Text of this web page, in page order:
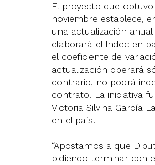
El proyecto que
noviembre establece,
una actualización
elaborará el Indec en
el coeficiente de
actualización operará
contrario, no podrá
contrato. La iniciativa
Victoria Silvina García
en el país.
“Apostamos a que
pidiendo terminar con